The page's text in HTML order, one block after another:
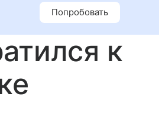
к
Попробовать